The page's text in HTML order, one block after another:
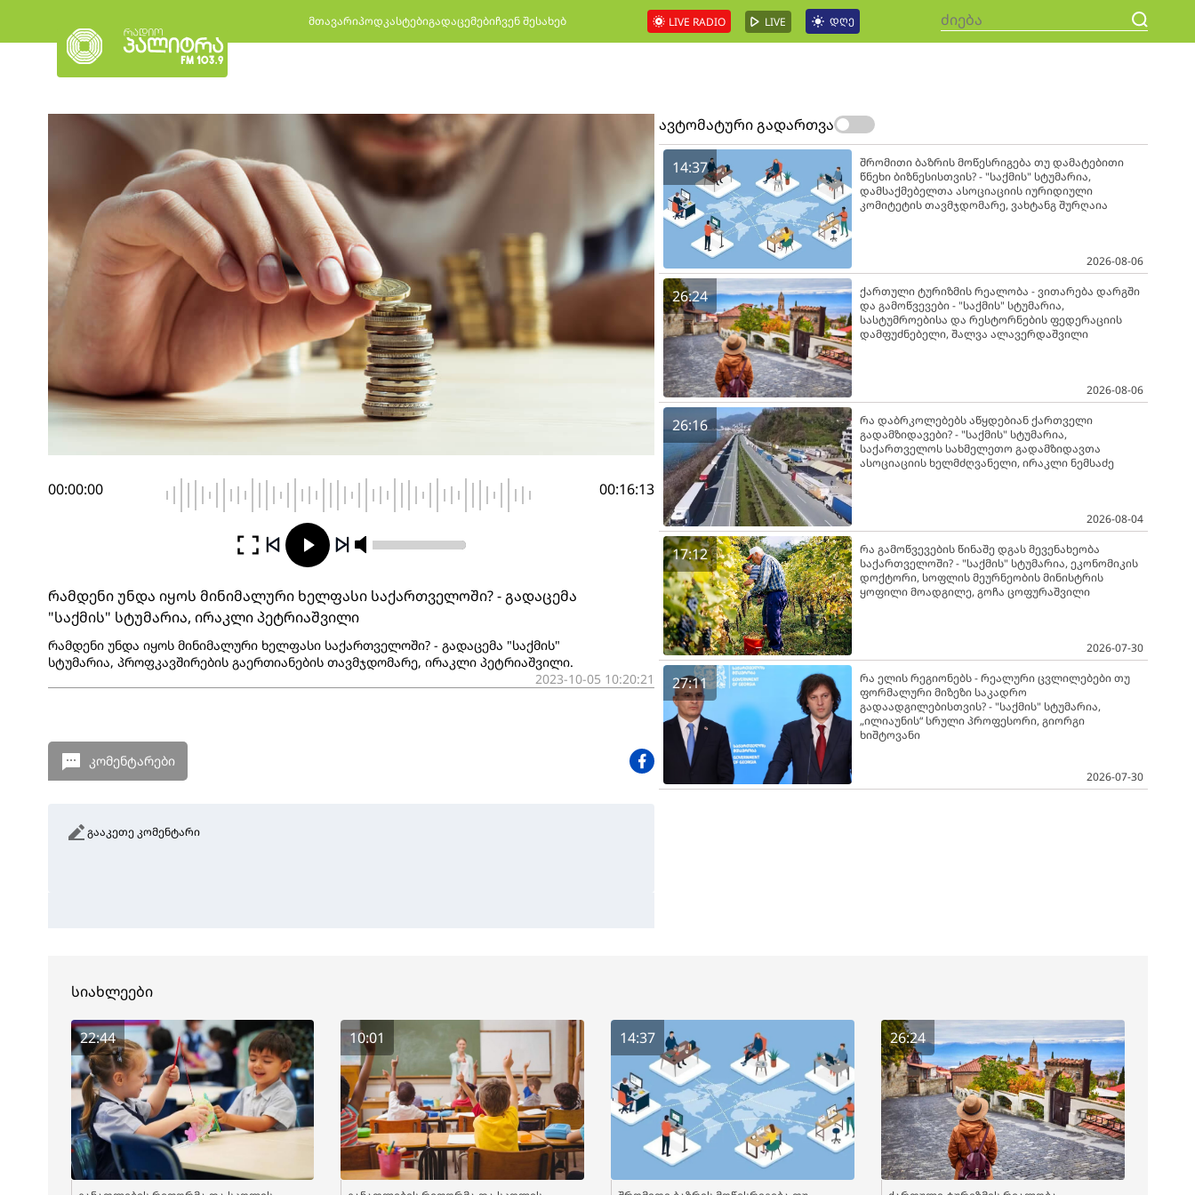
მთავარიპოდკასტებიგადაცემებიჩვენ შესახებ LIVE RADIO LIVE დღე
00:00:00 00:16:13
რამდენი უნდა იყოს მინიმალური ხელფასი საქართველოში? - გადაცემა
"საქმის" სტუმარია, ირაკლი პეტრიაშვილი
რამდენი უნდა იყოს მინიმალური ხელფასი საქართველოში? - გადაცემა "საქმის"
სტუმარია, პროფკავშირების გაერთიანების თავმჯდომარე, ირაკლი პეტრიაშვილი.
2023-10-05 10:20:21
კომენტარები
გააკეთე კომენტარი
ავტომატური გადართვა
14:37
შრომითი ბაზრის მოწესრიგება თუ დამატებითი
წნეხი ბიზნესისთვის? - "საქმის" სტუმარია,
დამსაქმებელთა ასოციაციის იურიდიული
კომიტეტის თავმჯდომარე, ვახტანგ შურღაია
2026-08-06
26:24
ქართული ტურიზმის რეალობა - ვითარება დარგში
და გამოწვევები - "საქმის" სტუმარია,
სასტუმროებისა და რესტორნების ფედერაციის
დამფუძნებელი, შალვა ალავერდაშვილი
2026-08-06
26:16
რა დაბრკოლებებს აწყდებიან ქართველი
გადამზიდავები? - "საქმის" სტუმარია,
საქართველოს სახმელეთო გადამზიდავთა
ასოციაციის ხელმძღვანელი, ირაკლი ნემსაძე
2026-08-04
17:12
რა გამოწვევების წინაშე დგას მევენახეობა
საქართველოში? - "საქმის" სტუმარია, ეკონომიკის
დოქტორი, სოფლის მეურნეობის მინისტრის
ყოფილი მოადგილე, გოჩა ცოფურაშვილი
2026-07-30
27:11
რა ელის რეგიონებს - რეალური ცვლილებები თუ
ფორმალური მიზეზი საკადრო
გადაადგილებისთვის? - "საქმის" სტუმარია,
„ილიაუნის“ სრული პროფესორი, გიორგი
ხიშტოვანი
2026-07-30
სიახლეები
22:44 10:01 14:37 26:24